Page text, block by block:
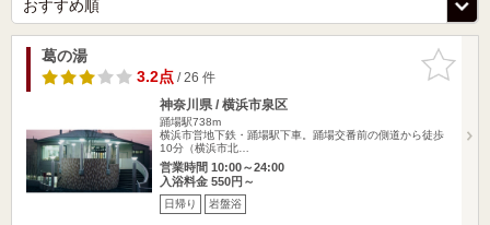
お気に入
りに追加
葛の湯
3.2点/ 26 件
神奈川県 / 横浜市泉区
踊場駅738m
横浜市営地下鉄・踊場駅下車。踊場交番前の側道から徒歩
10分（横浜市北…
営業時間 10:00～24:00
入浴料金 550円～
日帰り 岩盤浴